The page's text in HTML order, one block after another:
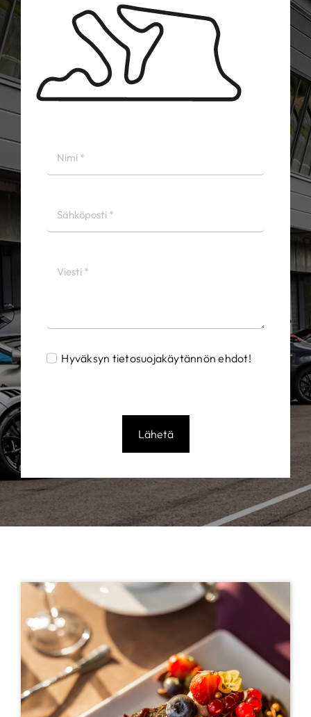
Hyväksyn tietosuojakäytännön ehdot!
Lähetä